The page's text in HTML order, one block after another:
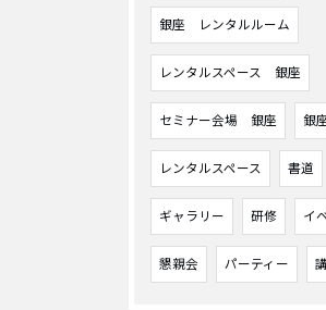
銀座 レンタルルーム
レンタルスペース 銀座
セミナー会場 銀座 銀
レンタルスペース 書道
ギャラリー 研修 イ
懇親会 パーティー